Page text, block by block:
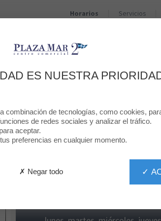
Horarios Servicios
HORARIO
HORARIO
ES NUESTRA
combinación de tecnologías, como cookies,
de redes sociales y analizar el tráfico.
aceptar.
preferencias en cualquier momento.
✓
✗ Negar todo